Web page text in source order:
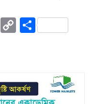
Messenger
CopyShare